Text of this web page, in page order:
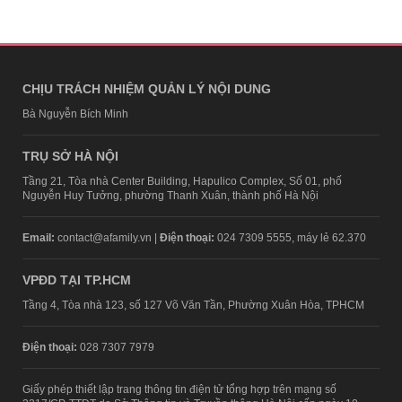
CHỊU TRÁCH NHIỆM QUẢN LÝ NỘI DUNG
Bà Nguyễn Bích Minh
TRỤ SỞ HÀ NỘI
Tầng 21, Tòa nhà Center Building, Hapulico Complex, Số 01, phố
Nguyễn Huy Tưởng, phường Thanh Xuân, thành phố Hà Nội
Email: contact@afamily.vn | Điện thoại: 024 7309 5555, máy lẻ 62.370
VPĐD TẠI TP.HCM
Tầng 4, Tòa nhà 123, số 127 Võ Văn Tần, Phường Xuân Hòa, TPHCM
Điện thoại: 028 7307 7979
Giấy phép thiết lập trang thông tin điện tử tổng hợp trên mạng số